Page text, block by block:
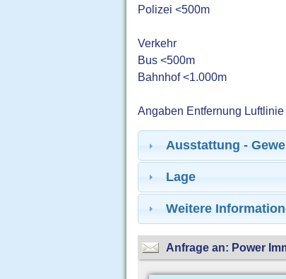
Polizei <500m
Verkehr
Bus <500m
Bahnhof <1.000m
Angaben Entfernung
Ausstattung -
Lage
Weitere
Anfrage an: Power